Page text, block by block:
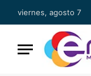
viernes, agosto 7